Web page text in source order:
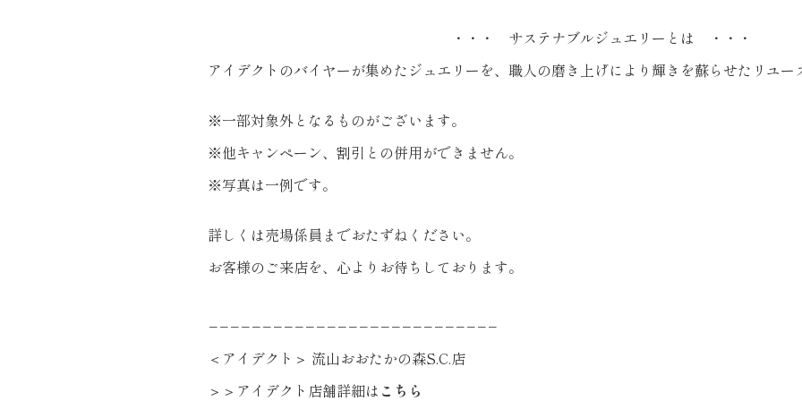
・・・ サステナブルジュエリーとは ・・・
アイデクトのバイヤーが集めたジュエリーを、職人の磨き上げにより輝きを蘇らせたリユー
※一部対象外となるものがございます。
※他キャンペーン、割引との併用ができません。
※写真は一例です。
詳しくは売場係員までおたずねください。
お客様のご来店を、心よりお待ちしております。
−−−−−−−−−−−−−−−−−−−−−−−−−−−
＜アイデクト＞ 流山おおたかの森S.C.店
＞＞アイデクト店舗詳細は こちら